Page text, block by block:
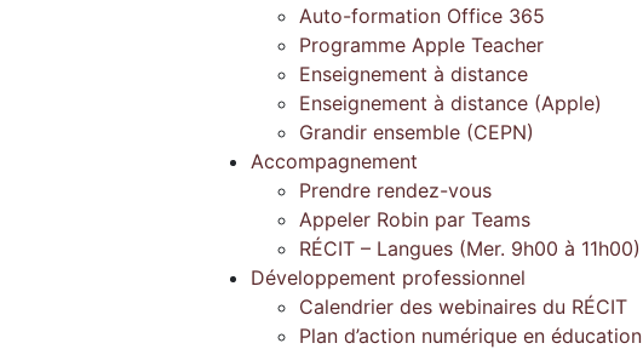
Auto-formation Office 365
Programme Apple Teacher
Enseignement à distance
Enseignement à distance (Apple)
Grandir ensemble (CEPN)
Accompagnement
Prendre rendez-vous
Appeler Robin par Teams
RÉCIT – Langues (Mer. 9h00 à 11h00)
Développement professionnel
Calendrier des webinaires du RÉCIT
Plan d’action numérique en éducation